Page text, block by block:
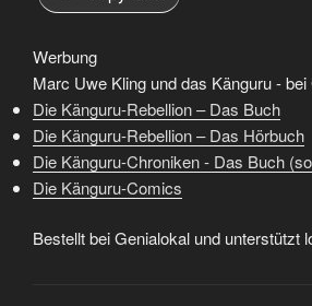
Werbung
Marc Uwe Kling und das Känguru - bei
Die Känguru-Rebellion – Das Buch
Die Känguru-Rebellion – Das Hörbuch
Die Känguru-Chroniken - Das Buch
Die Känguru-Comics
Bestellt bei Genialokal und unterstützt